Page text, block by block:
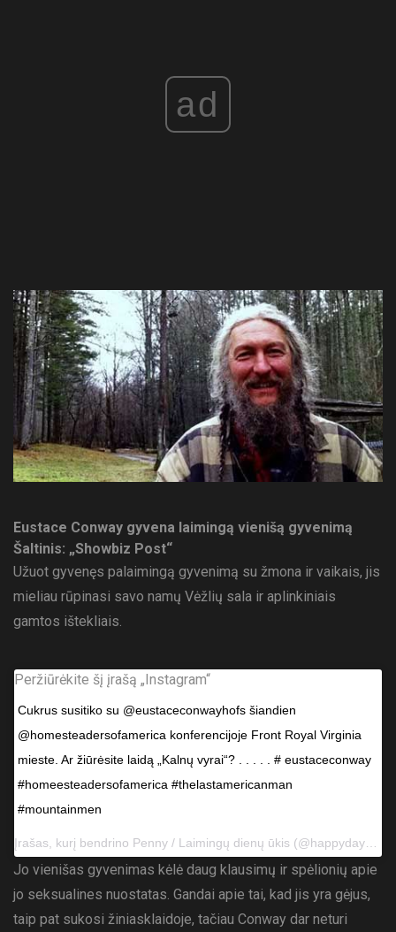
ad
Eustace Conway gyvena laimingą vienišą gyvenimą
Šaltinis: „Showbiz Post“
Užuot gyvenęs palaimingą gyvenimą su žmona ir vaikais, jis
mieliau rūpinasi savo namų Vėžlių sala ir aplinkiniais
gamtos ištekliais.
Peržiūrėkite šį įrašą „Instagram“
Cukrus susitiko su @eustaceconwayhofs šiandien
@homesteadersofamerica konferencijoje Front Royal Virginia
mieste. Ar žiūrėsite laidą „Kalnų vyrai“? . . . . . # eustaceconway
#homeesteadersofamerica #thelastamericanman
#mountainmen
Įrašas, kurį bendrino Penny / Laimingų dienų ūkis (@happydaysfarm) 2018 m. spalio 12 d., 20:54 PDT
Jo vienišas gyvenimas kėlė daug klausimų ir spėlionių apie
jo seksualines nuostatas. Gandai apie tai, kad jis yra gėjus,
taip pat sukosi žiniasklaidoje, tačiau Conway dar neturi